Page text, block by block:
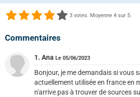
3 votes. Moyenne 4 sur 5.
Commentaires
1. Ana Le 05/06/2023
Bonjour, je me demandais si vous
actuellement utilisée en france en
n'arrive pas à trouver de sources